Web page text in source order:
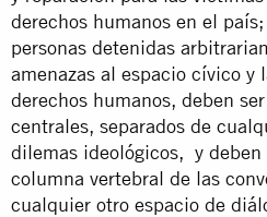
derechos humanos en el
personas detenidas
amenazas al espacio cívico y
derechos humanos, deben
centrales, separados de
dilemas ideológicos, y deben
columna vertebral de las
cualquier otro espacio de